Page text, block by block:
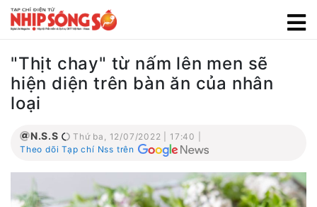
"Thịt chay" từ nấm lên men sẽ
hiện diện trên bàn ăn của nhân
loại
N.S.S
Thứ ba, 12/07/2022 | 17:40 |
Theo dõi Tạp chí Nss trên